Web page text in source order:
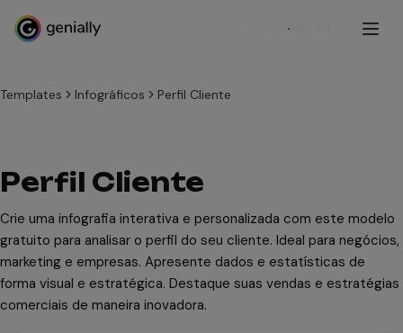
Cadastre-se
Templates Infográficos Perfil Cliente
Perfil Cliente
Crie uma infografia interativa e personalizada com este modelo
gratuito para analisar o perfil do seu cliente. Ideal para negócios,
marketing e empresas. Apresente dados e estatísticas de
forma visual e estratégica. Destaque suas vendas e estratégias
comerciais de maneira inovadora.